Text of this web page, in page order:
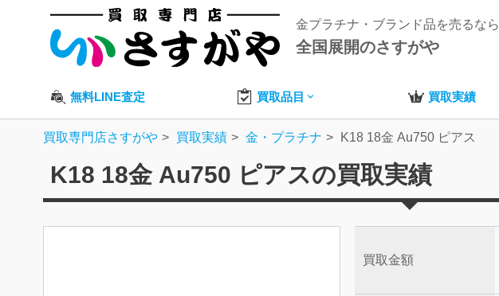
金プラチナ・ブランド品を売るなら
全国展開のさすがや
無料LINE査定 買取品目 買取実績
買取専門店さすがや 買取実績 金・プラチナ K18 18金 Au750 ピアス
K18 18金 Au750 ピアスの買取実績
買取金額